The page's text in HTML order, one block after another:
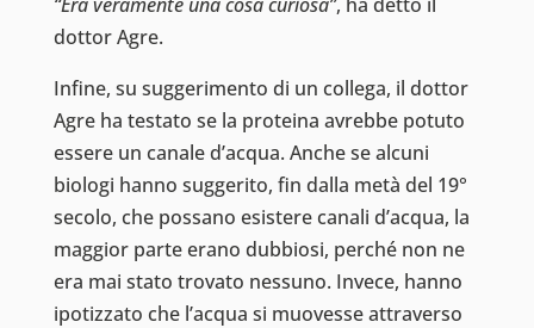
dottor Agre.
Infine, su suggerimento di un collega, il dottor
Agre ha testato se la proteina avrebbe potuto
essere un canale d’acqua. Anche se alcuni
biologi hanno suggerito, fin dalla metà del 19°
secolo, che possano esistere canali d’acqua, la
maggior parte erano dubbiosi, perché non ne
era mai stato trovato nessuno. Invece, hanno
ipotizzato che l’acqua si muovesse attraverso